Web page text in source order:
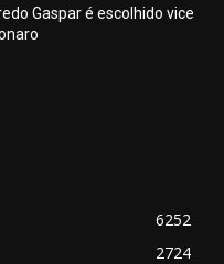
Gaspar é escolhido vice
6252
2724